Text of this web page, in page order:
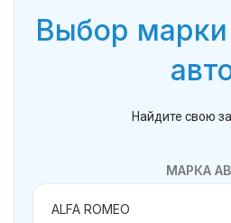
Выбор
Найдите свою
МАРКА